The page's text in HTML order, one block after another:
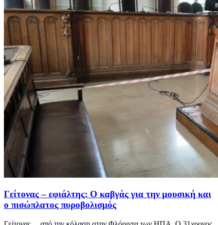
Γείτονας – εφιάλτης: Ο καβγάς για την μουσική και
ο πισώπλατος πυροβολισμός